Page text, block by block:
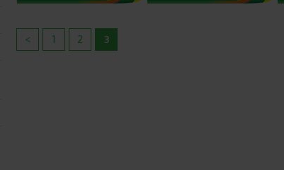
< 1 2 3